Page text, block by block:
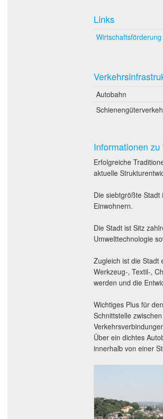
Links
Autobahn
Informationen
Erfolgreiche
aktuelle
Die siebtgrößte Stadt
Einwohnern.
Die Stadt ist Sitz
Umwelttechnologie
Zugleich ist die Stadt
Werkzeug-, Textil-,
werden und die
Wichtiges Plus für
Schnittstelle
Über ein dichtes
innerhalb von einer